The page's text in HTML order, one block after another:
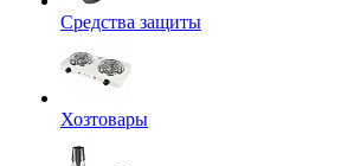
Средства защиты
Хозтовары